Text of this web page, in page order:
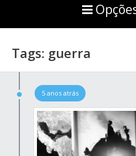
Tags: guerra
5 anos atrás